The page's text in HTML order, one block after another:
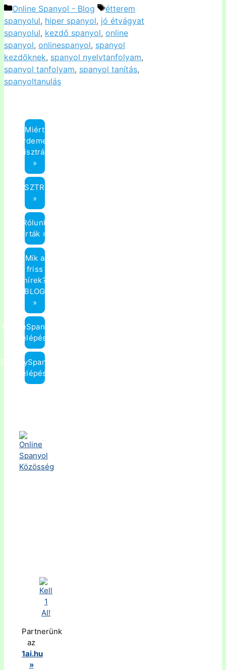
Kategória
Online Spanyol - Blog Címkék
étterem
spanyolul, hiper spanyol, jó étvágyat
spanyolul, kezdő spanyol, online
spanyol, onlinespanyol, spanyol
kezdőknek, spanyol nyelvtanfolyam,
spanyol tanfolyam, spanyol tanítás,
spanyoltanulás
Miért
érdemes
regisztrálni?
»
REGISZTRÁCIÓ
»
Rólunk
írták »
Mik a
friss
hírek?
(BLOG)
»
OnlineSpanyol.hu
Belépés »
ElmenySpanyol.hu
Belépés »
Partnerünk
az
1ai.hu
»